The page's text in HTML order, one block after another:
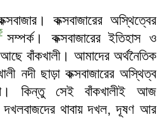
কক্সবাজারের অস্থিত্বের
সম্পর্ক। কক্সবাজারের ইতিহাস ও
বাঁকখালী। আমাদের অর্থনৈতিক
নদী ছাড়া কক্সবাজারের অস্থিত্ব
কিন্তু সেই বাঁকখালীই আজ
দখলবাজদের থাবায় দখল, দূষণ আর